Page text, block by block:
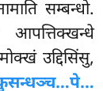
सम्बन्धो.
उद्दिसिंसु,